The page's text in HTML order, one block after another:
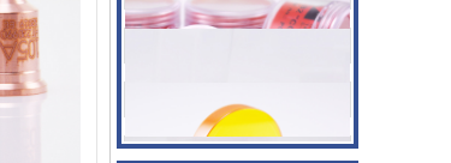
二氧化碳聚焦镜
百超Bystronic喷嘴